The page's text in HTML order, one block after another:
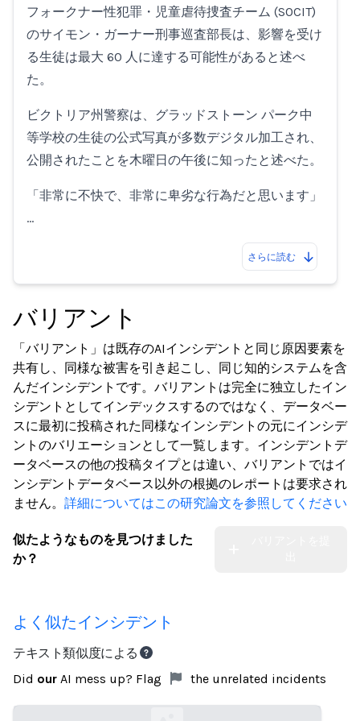
フォークナー性犯罪・児童虐待捜査チーム (SOCIT)
のサイモン・ガーナー刑事巡査部長は、影響を受け
る生徒は最大 60 人に達する可能性があると述べ
た。
ビクトリア州警察は、グラッドストーン パーク中
等学校の生徒の公式写真が多数デジタル加工され、
公開されたことを木曜日の午後に知ったと述べた。
「非常に不快で、非常に卑劣な行為だと思います」
…
さらに読む
バリアント
「バリアント」は既存のAIインシデントと同じ原因要素を
共有し、同様な被害を引き起こし、同じ知的システムを含
んだインシデントです。バリアントは完全に独立したイン
シデントとしてインデックスするのではなく、データベー
スに最初に投稿された同様なインシデントの元にインシデ
ントのバリエーションとして一覧します。インシデントデ
ータベースの他の投稿タイプとは違い、バリアントではイ
ンシデントデータベース以外の根拠のレポートは要求され
ません。 詳細についてはこの研究論文を参照してください
似たようなものを見つけました
か？
よく似たインシデント
テキスト類似度による
Did our AI mess up? Flag the unrelated incidents